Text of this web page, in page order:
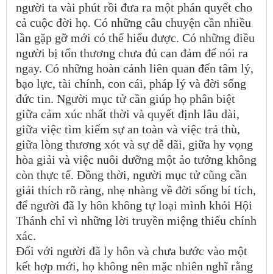
người ta vài phút rồi đưa ra một phán quyết cho
cả cuộc đời họ. Có những câu chuyện cần nhiều
lần gặp gỡ mới có thể hiểu được. Có những điều
người bị tổn thương chưa đủ can đảm để nói ra
ngay. Có những hoàn cảnh liên quan đến tâm lý,
bạo lực, tài chính, con cái, pháp lý và đời sống
đức tin. Người mục tử cần giúp họ phân biệt
giữa cảm xúc nhất thời và quyết định lâu dài,
giữa việc tìm kiếm sự an toàn và việc trả thù,
giữa lòng thương xót và sự dễ dãi, giữa hy vọng
hòa giải và việc nuôi dưỡng một ảo tưởng không
còn thực tế. Đồng thời, người mục tử cũng cần
giải thích rõ ràng, nhẹ nhàng về đời sống bí tích,
để người đã ly hôn không tự loại mình khỏi Hội
Thánh chỉ vì những lời truyền miệng thiếu chính
xác.
Đối với người đã ly hôn và chưa bước vào một
kết hợp mới, họ không nên mặc nhiên nghĩ rằng